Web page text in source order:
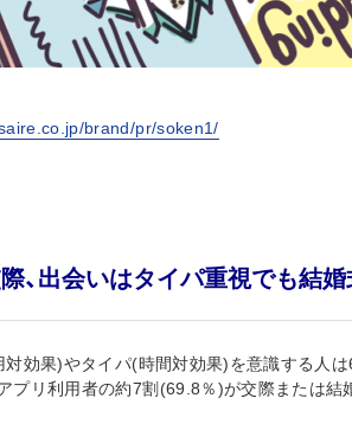
brand/pr/soken1/
、出会いはタイパ重視でも結婚
効果)やタイパ(時間対効果)を意識する人は
プリ利用者の約7割(69.8％)が交際または結